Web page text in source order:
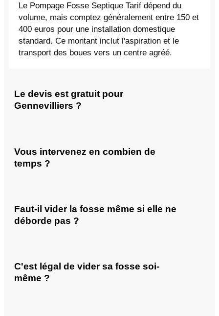
Le Pompage Fosse Septique Tarif dépend du
volume, mais comptez généralement entre 150 et
400 euros pour une installation domestique
standard. Ce montant inclut l'aspiration et le
transport des boues vers un centre agréé.
Le devis est gratuit pour
Gennevilliers ?
Vous intervenez en combien de
temps ?
Faut-il vider la fosse même si elle ne
déborde pas ?
C'est légal de vider sa fosse soi-
même ?